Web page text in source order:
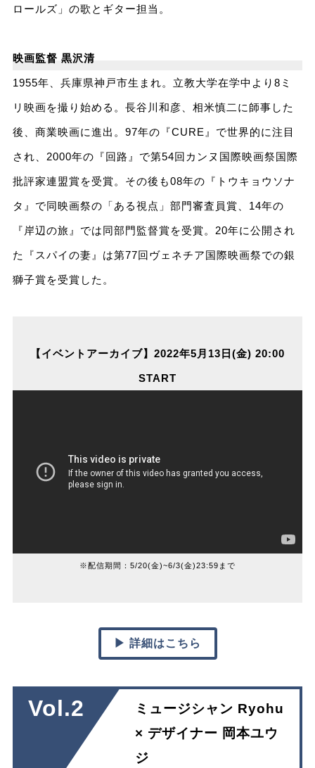
ロールズ」の歌とギター担当。
映画監督 黒沢清
1955年、兵庫県神戸市生まれ。立教大学在学中より8ミ
リ映画を撮り始める。長谷川和彦、相米慎二に師事した
後、商業映画に進出。97年の『CURE』で世界的に注目
され、2000年の『回路』で第54回カンヌ国際映画祭国際
批評家連盟賞を受賞。その後も08年の『トウキョウソナ
タ』で同映画祭の「ある視点」部門審査員賞、14年の
『岸辺の旅』では同部門監督賞を受賞。20年に公開され
た『スパイの妻』は第77回ヴェネチア国際映画祭での銀
獅子賞を受賞した。
【イベントアーカイブ】2022年5月13日(金) 20:00
START
※配信期間：5/20(金)~6/3(金)23:59まで
▶ 詳細はこちら
Vol.2
ミュージシャン Ryohu
× デザイナー 岡本ユウ
ジ